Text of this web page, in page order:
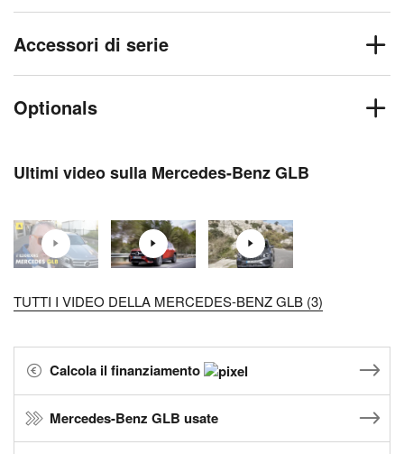
Accessori di serie
Optionals
Ultimi video sulla Mercedes-Benz GLB
TUTTI I VIDEO DELLA MERCEDES-BENZ GLB (3)
Calcola il finanziamento
Mercedes-Benz GLB usate